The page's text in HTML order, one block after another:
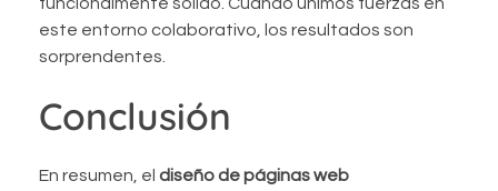
este entorno colaborativo, los resultados son
sorprendentes.
Conclusión
En resumen, el diseño de páginas web